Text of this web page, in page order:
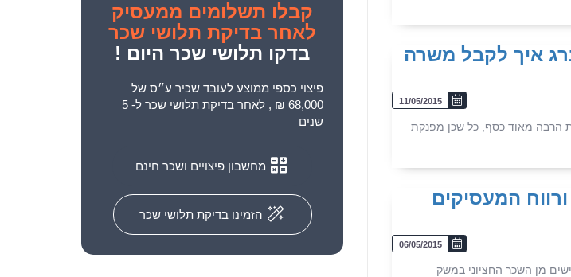
איך לקבל משרה
11/05/2015
הרבה מאוד כסף, כל שכן מפנקת
ורווח המעסיקים
06/05/2015
קבלו תשלומים ממעסיק
לאחר בדיקת תלושי שכר
בדקו תלושי שכר היום !
פיצוי כספי ממוצע לעובד שכיר ע״ס של
68,000 ₪ , לאחר בדיקת תלושי שכר ל- 5
שנים
מחשבון פיצויים ושכר חינם